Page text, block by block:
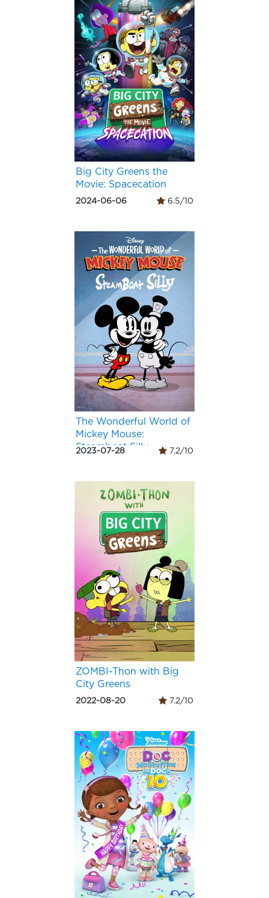
Big City Greens the
Movie: Spacecation
2024-06-06 6.5/10
The Wonderful World of
Mickey Mouse:
Steamboat Silly
2023-07-28 7.2/10
ZOMBI-Thon with Big
City Greens
2022-08-20 7.2/10